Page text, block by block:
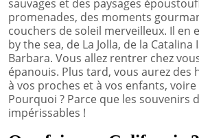
sauvages et des paysages
promenades, des moments
couchers de soleil merveilleux. Il en
by the sea, de La Jolla, de la Catalina
Barbara. Vous allez rentrer chez
épanouis. Plus tard, vous aurez
à vos proches et à vos enfants,
Pourquoi ? Parce que les souvenirs
impérissables !